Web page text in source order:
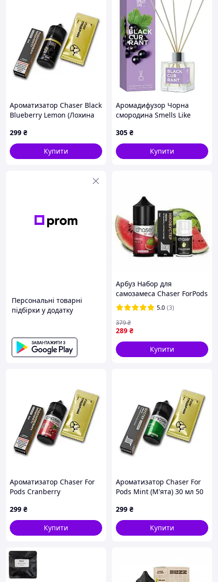
Ароматизатор Chaser Black
Blueberry Lemon (Лохина
299 ₴
Купити
Аромадифузор Чорна
смородина Smells Like
305 ₴
Купити
Персональні товарні
підбірки у додатку
Арбуз Набор для
самозамеса Chaser ForPods
30ml 5% ОРИГИНАЛ
Чойзер 30мл самозамес
5.0 (3)
289 ₴
379₴
Купити
Ароматизатор Chaser For
Pods Cranberry
299 ₴
Купити
Ароматизатор Chaser For
Pods Mint (М'ята) 30 мл 50
299 ₴
Купити